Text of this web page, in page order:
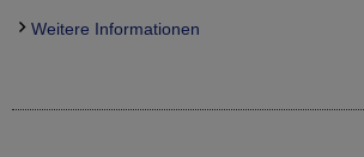
Weitere Informationen